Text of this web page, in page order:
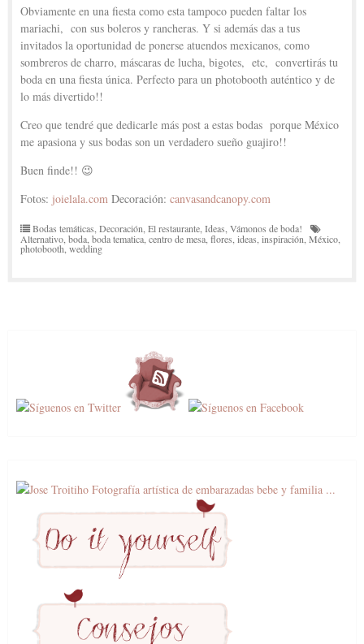
Obviamente en una fiesta como esta tampoco pueden faltar los
mariachi, con sus boleros y rancheras. Y si además das a tus
invitados la oportunidad de ponerse atuendos mexicanos, como
sombreros de charro, máscaras de lucha, bigotes, etc, convertirás tu
boda en una fiesta única. Perfecto para un photobooth auténtico y de
lo más divertido!!
Creo que tendré que dedicarle más post a estas bodas porque México
me apasiona y sus bodas son un verdadero sueño guajiro!!
Buen finde!! 😉
Fotos: joielala.com Decoración: canvasandcanopy.com
Bodas temáticas,Decoración,El restaurante,Ideas,Vámonos de boda!
Alternativo,boda,boda tematica,centro de mesa,flores,ideas,inspiración,México,
photobooth,wedding